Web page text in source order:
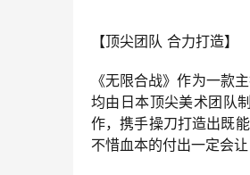
【顶尖团队 合力打造】
《无限合战》作为一款
均由日本顶尖美术团队
作，携手操刀打造出既
不惜血本的付出一定会